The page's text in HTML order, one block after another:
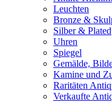
Leuchten
Bronze &
Silber & Plated
Uhren
Spiegel
Gemälde,
Kamine und
Raritäten
Verkaufte